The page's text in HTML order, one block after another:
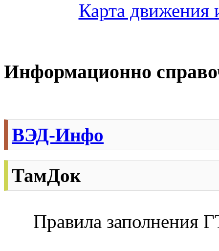
Карта движения
Информационно
ВЭД-Инфо
ТамДок
Правила заполнения